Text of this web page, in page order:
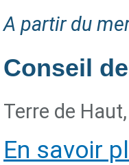
A partir du
Conseil
Terre de
En savoir